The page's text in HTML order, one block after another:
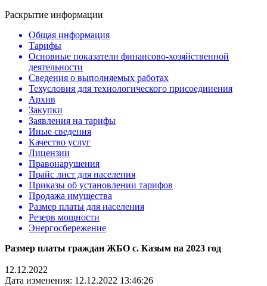
Раскрытие информации
Общая информация
Тарифы
Основные показатели финансово-хозяйственной
деятельности
Сведения о выполняемых работах
Техусловия для технологического присоединения
Архив
Закупки
Заявления на тарифы
Иные сведения
Качество услуг
Лицензии
Правонарушения
Прайс лист для населения
Приказы об установлении тарифов
Продажа имущества
Размер платы для населения
Резерв мощности
Энергосбережение
Размер платы граждан ЖБО с. Казым на 2023 год
12.12.2022
Дата изменения: 12.12.2022 13:46:26